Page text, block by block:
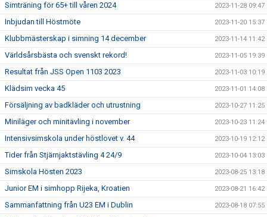
Simträning för 65+ till våren 2024 2023-11-28 09:47
Inbjudan till Höstmöte 2023-11-20 15:37
Klubbmästerskap i simning 14 december 2023-11-14 11:42
Världsårsbästa och svenskt rekord! 2023-11-05 19:39
Resultat från JSS Open 1103 2023 2023-11-03 10:19
Klädsim vecka 45 2023-11-01 14:08
Försäljning av badkläder och utrustning 2023-10-27 11:25
Miniläger och minitävling i november 2023-10-23 11:24
Intensivsimskola under höstlovet v. 44 2023-10-19 12:12
Tider från Stjärnjaktstävling 4 24/9 2023-10-04 13:03
Simskola Hösten 2023 2023-08-25 13:18
Junior EM i simhopp Rijeka, Kroatien 2023-08-21 16:42
Sammanfattning från U23 EM i Dublin 2023-08-18 07:55